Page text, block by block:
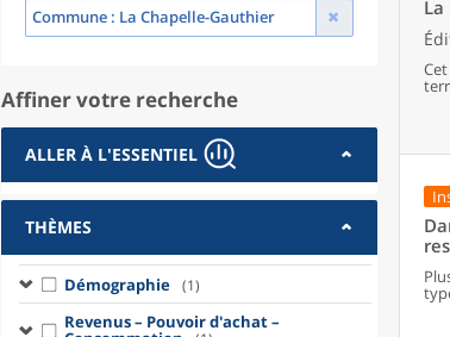
Commune : La Chapelle-Gauthier
Affiner votre recherche
ALLER À L'ESSENTIEL
THÈMES
Démographie (1)
Revenus – Pouvoir d'achat –